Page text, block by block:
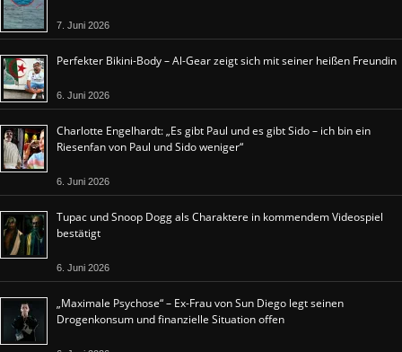
7. Juni 2026
Perfekter Bikini-Body – Al-Gear zeigt sich mit seiner heißen Freundin
6. Juni 2026
Charlotte Engelhardt: „Es gibt Paul und es gibt Sido – ich bin ein
Riesenfan von Paul und Sido weniger“
6. Juni 2026
Tupac und Snoop Dogg als Charaktere in kommendem Videospiel
bestätigt
6. Juni 2026
„Maximale Psychose“ – Ex-Frau von Sun Diego legt seinen
Drogenkonsum und finanzielle Situation offen